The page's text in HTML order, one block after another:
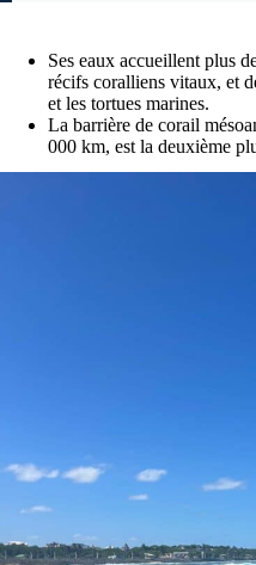
Ses eaux accueillent plus
récifs coralliens vitaux, et
et les tortues marines.
La barrière de corail
000 km, est la deuxième